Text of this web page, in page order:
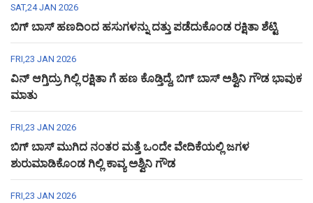
SAT,24 JAN 2026
ಬಿಗ್ ಬಾಸ್ ಹಣದಿಂದ ಹಸುಗಳನ್ನು ದತ್ತು ಪಡೆದುಕೊಂಡ ರಕ್ಷಿತಾ ಶೆಟ್ಟಿ
FRI,23 JAN 2026
ವಿನ್ ಆಗ್ತಿದ್ರು ಗಿಲ್ಲಿ ರಕ್ಷಿತಾ ಗೆ ಹಣ ಕೊಡ್ತಿದ್ದೆ, ಬಿಗ್ ಬಾಸ್ ಅಶ್ವಿನಿ ಗೌಡ ಭಾವುಕ
ಮಾತು
FRI,23 JAN 2026
ಬಿಗ್ ಬಾಸ್ ಮುಗಿದ ನಂತರ ಮತ್ತೆ ಒಂದೇ ವೇದಿಕೆಯಲ್ಲಿ ಜಗಳ
ಶುರುಮಾಡಿಕೊಂಡ ಗಿಲ್ಲಿ ಕಾವ್ಯ ಅಶ್ವಿನಿ ಗೌಡ
FRI,23 JAN 2026